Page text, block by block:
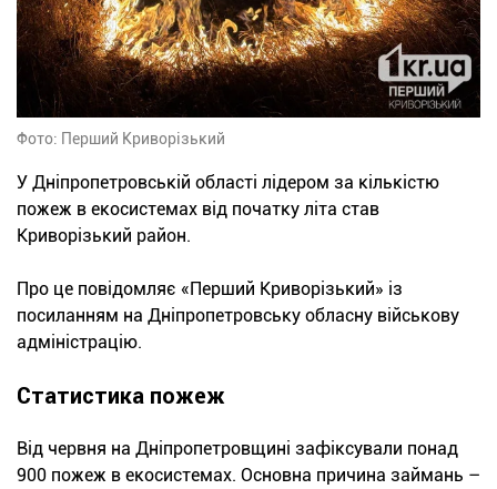
Фото: Перший Криворізький
У Дніпропетровській області лідером за кількістю
пожеж в екосистемах від початку літа став
Криворізький район.
Про це повідомляє «Перший Криворізький» із
посиланням на Дніпропетровську обласну військову
адміністрацію.
Статистика пожеж
Від червня на Дніпропетровщині зафіксували понад
900 пожеж в екосистемах. Основна причина займань –